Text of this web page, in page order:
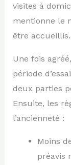
visites à
mentionne le
être accueillis.
Une fois
période
deux parties
Ensuite, les
l’ancienneté :
Moins
préavis